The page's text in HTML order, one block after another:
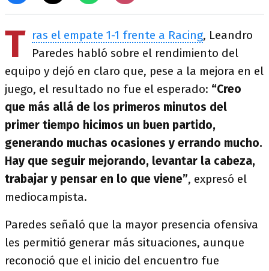
T ras el empate 1-1 frente a Racing, Leandro
Paredes habló sobre el rendimiento del
equipo y dejó en claro que, pese a la mejora en el
juego, el resultado no fue el esperado: “Creo
que más allá de los primeros minutos del
primer tiempo hicimos un buen partido,
generando muchas ocasiones y errando mucho.
Hay que seguir mejorando, levantar la cabeza,
trabajar y pensar en lo que viene”, expresó el
mediocampista.
Paredes señaló que la mayor presencia ofensiva
les permitió generar más situaciones, aunque
reconoció que el inicio del encuentro fue